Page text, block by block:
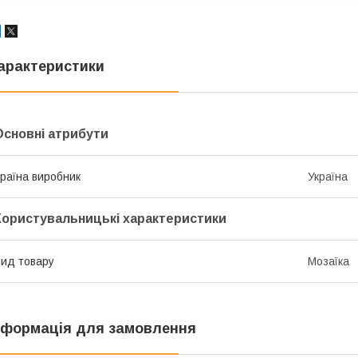
атрибути
виробник Україна
характеристики
товару Мозаїка
для замовлення